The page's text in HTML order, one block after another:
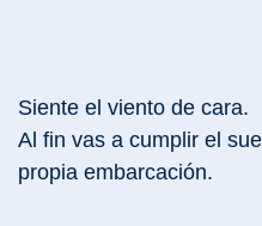
Siente el viento de cara.
Al fin vas a cumplir el
propia embarcación.